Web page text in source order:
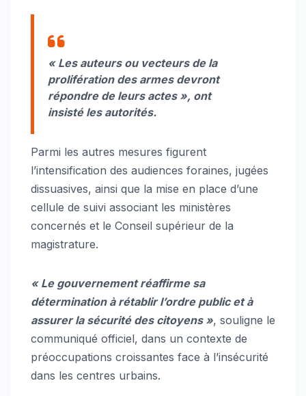
« Les auteurs ou vecteurs de la
prolifération des armes devront
répondre de leurs actes », ont
insisté les autorités.
Parmi les autres mesures figurent
l’intensification des audiences foraines, jugées
dissuasives, ainsi que la mise en place d’une
cellule de suivi associant les ministères
concernés et le Conseil supérieur de la
magistrature.
« Le gouvernement réaffirme sa
détermination à rétablir l’ordre public et à
assurer la sécurité des citoyens », souligne le
communiqué officiel, dans un contexte de
préoccupations croissantes face à l’insécurité
dans les centres urbains.